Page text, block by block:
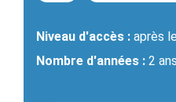
Niveau d'accès : après
Nombre d'années : 2 ans